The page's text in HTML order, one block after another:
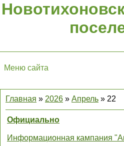
Меню сайта
Главная » 2026 » Апрель » 22
Официально
Информационная кампания